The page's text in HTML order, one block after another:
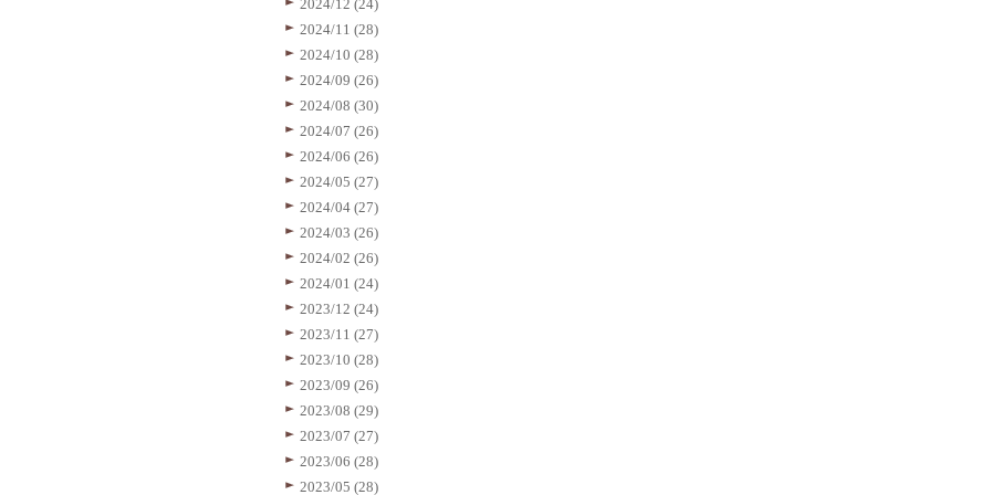
2024/12 (24)
2024/11 (28)
2024/10 (28)
2024/09 (26)
2024/08 (30)
2024/07 (26)
2024/06 (26)
2024/05 (27)
2024/04 (27)
2024/03 (26)
2024/02 (26)
2024/01 (24)
2023/12 (24)
2023/11 (27)
2023/10 (28)
2023/09 (26)
2023/08 (29)
2023/07 (27)
2023/06 (28)
2023/05 (28)